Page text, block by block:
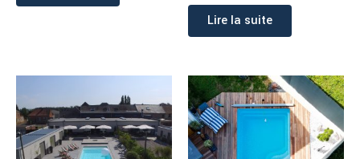
Lire la suite